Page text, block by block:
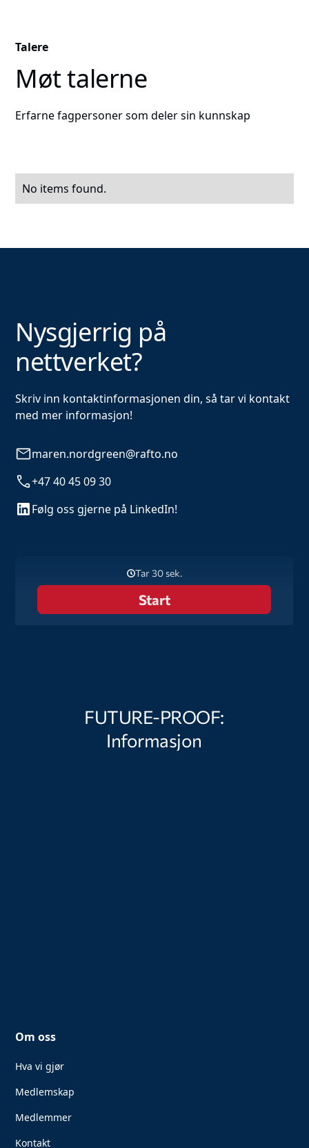
Talere
Møt talerne
Erfarne fagpersoner som deler sin kunnskap
No items found.
Nysgjerrig på
nettverket?
Skriv inn kontaktinformasjonen din, så tar vi kontakt
med mer informasjon!
maren.nordgreen@rafto.no
+47 40 45 09 30
Følg oss gjerne på LinkedIn!
Om oss
Hva vi gjør
Medlemskap
Medlemmer
Kontakt